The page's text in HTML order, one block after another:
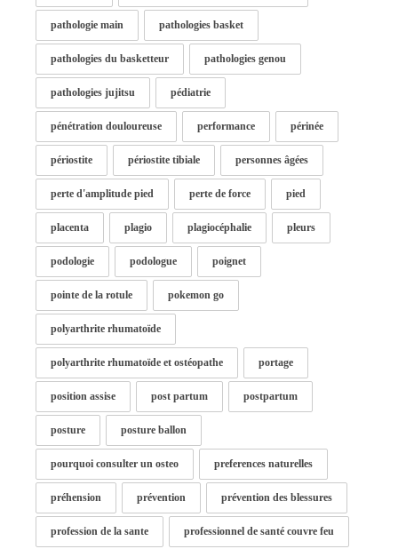
pathologie main pathologies basket
pathologies du basketteur pathologies genou
pathologies jujitsu pédiatrie
pénétration douloureuse performance périnée
périostite périostite tibiale personnes âgées
perte d'amplitude pied perte de force pied
placenta plagio plagiocéphalie pleurs
podologie podologue poignet
pointe de la rotule pokemon go
polyarthrite rhumatoïde
polyarthrite rhumatoïde et ostéopathe portage
position assise post partum postpartum
posture posture ballon
pourquoi consulter un osteo preferences naturelles
préhension prévention prévention des blessures
profession de la sante professionnel de santé couvre feu